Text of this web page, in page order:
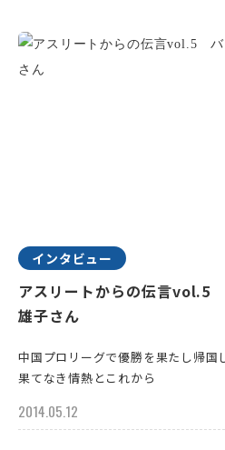
インタビュー
アスリートからの伝言vol.5
雄子さん
中国プロリーグで優勝を果たし帰国
果てなき情熱とこれから
2014.05.12